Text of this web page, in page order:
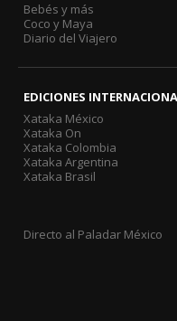
Bebés y más
Coco y Maya
Diario del Viajero
EDICIONES
Xataka México
Xataka On
Xataka Colombia
Xataka Argentina
Xataka Brasil
Directo al Paladar México